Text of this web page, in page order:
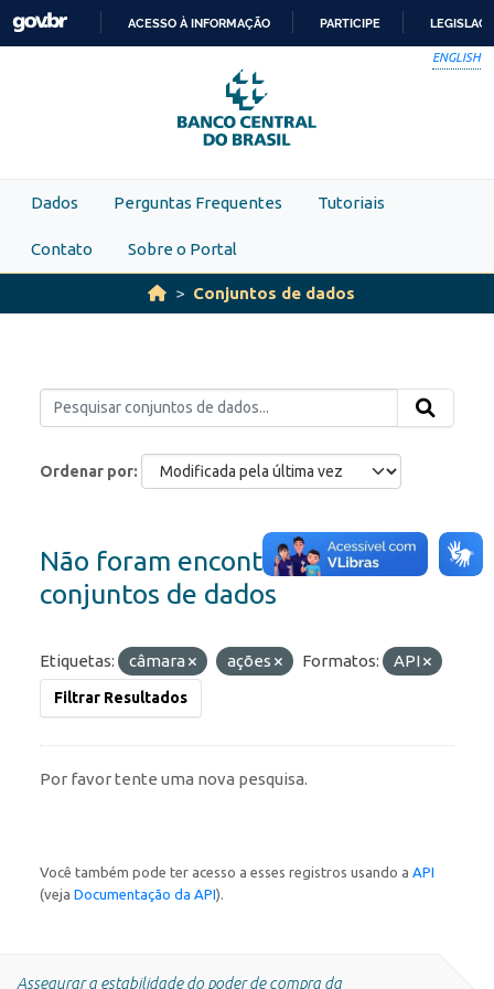
Skip to main content
PARA
O
CONTEÚDO
ACESSO À INFORMAÇÃO PARTICIPE
ENGLISH
Dados Perguntas Frequentes Tutoriais
Contato Sobre o Portal
Conjuntos de dados
Ordenar por
Não foram encontrados
conjuntos de dados
Etiquetas: câmara ações Formatos: API
Filtrar Resultados
Por favor tente uma nova pesquisa.
Você também pode ter acesso a esses registros usando a API
(veja Documentação da API).
Assegurar a estabilidade do poder de compra da